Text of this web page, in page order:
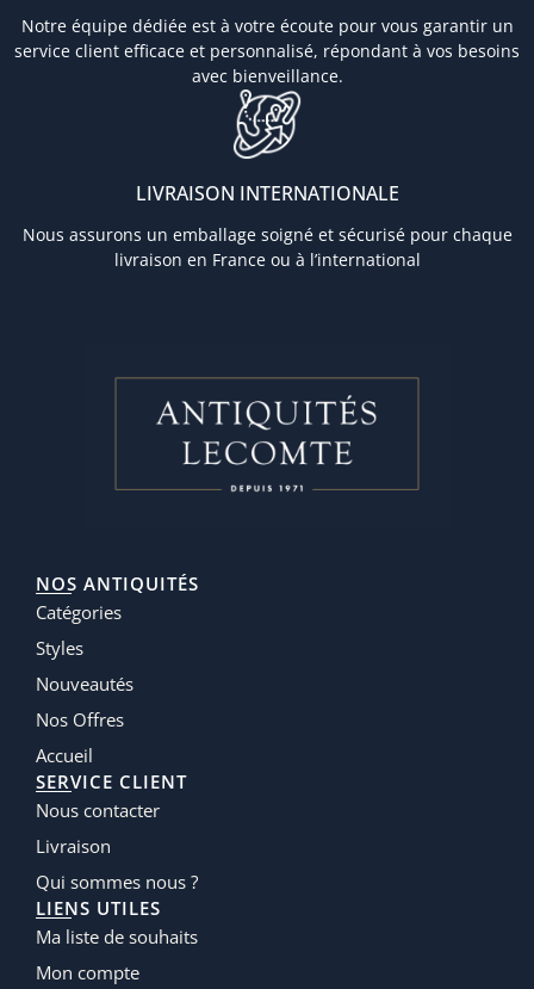
Notre équipe dédiée est à votre écoute pour vous garantir un
service client efficace et personnalisé, répondant à vos besoins
avec bienveillance.
LIVRAISON INTERNATIONALE
Nous assurons un emballage soigné et sécurisé pour chaque
livraison en France ou à l’international
NOS ANTIQUITÉS
Catégories
Styles
Nouveautés
Nos Offres
Accueil
SERVICE CLIENT
Nous contacter
Livraison
Qui sommes nous ?
LIENS UTILES
Ma liste de souhaits
Mon compte